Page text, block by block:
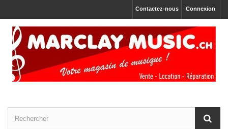
Connexion
Contactez-nous